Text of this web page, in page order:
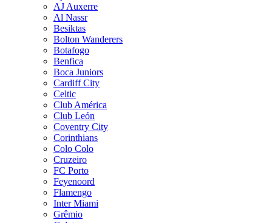
AJ Auxerre
Al Nassr
Besiktas
Bolton Wanderers
Botafogo
Benfica
Boca Juniors
Cardiff City
Celtic
Club América
Club León
Coventry City
Corinthians
Colo Colo
Cruzeiro
FC Porto
Feyenoord
Flamengo
Inter Miami
Grêmio